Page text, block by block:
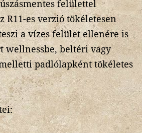
felülettel
R11-es verzió tökéletesen
a vízes felület ellenére is
wellnessbe, beltéri vagy
padlólapként tökéletes